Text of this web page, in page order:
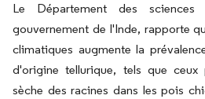
Le Département des
gouvernement de l'Inde, rapporte
climatiques augmente la
d'origine tellurique, tels que ceux
sèche des racines dans les pois